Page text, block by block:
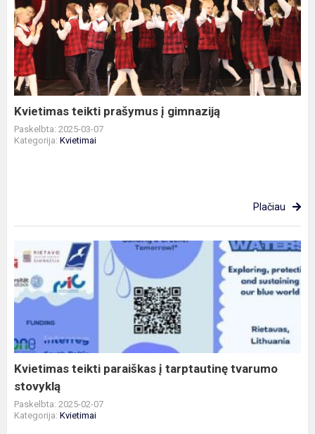
teikti
prašymus
į
gimnaziją
Kvietimas teikti prašymus į gimnaziją
Paskelbta: 2025-03-07
Kategorija: Kvietimai
Plačiau
Kvietimas
teikti
paraiškas
į
stovyklą
Kvietimas teikti paraiškas į tarptautinę tvarumo
stovyklą
Paskelbta: 2025-02-07
Kategorija: Kvietimai